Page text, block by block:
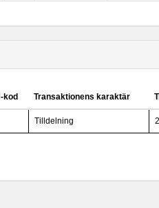
kod Transaktionens karaktär
Tilldelning